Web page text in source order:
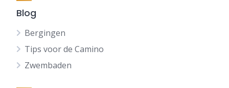
Blog
Bergingen
Tips voor de Camino
Zwembaden